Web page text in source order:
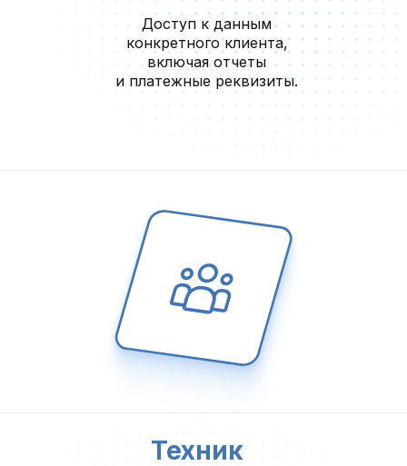
Техник
Доступ к данным
конкретного клиента,
включая отчеты
и платежные реквизиты.